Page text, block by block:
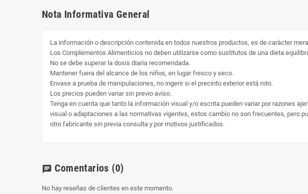
Nota Informativa General
La información o descripción contenida en todos nuestros productos, es de carácter
Los Complementos Alimenticios no deben utilizarse como sustitutos de una dieta
No se debe superar la dosis diaria recomendada.
Mantener fuera del alcance de los niños, en lugar fresco y seco.
Envase a prueba de manipulaciones, no ingerir si el precinto exterior está roto.
Los precios pueden variar sin previo aviso.
Tenga en cuenta que tanto la información visual y/o escrita pueden variar por razones
visual o adaptaciones a las normativas vigentes, estos cambio no son frecuentes, pero
otro fabricante sin previa consulta y por motivos justificados.
chat Comentarios (0)
No hay reseñas de clientes en este momento.